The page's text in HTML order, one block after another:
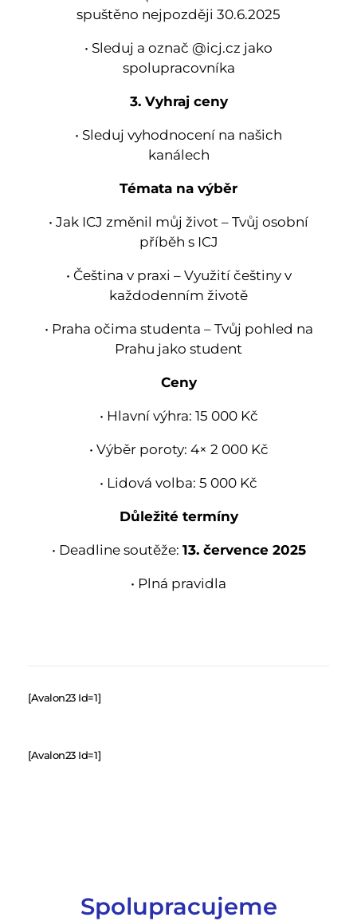
spuštěno nejpozději 30.6.2025
• Sleduj a označ @icj.cz jako
spolupracovníka
3. Vyhraj ceny
• Sleduj vyhodnocení na našich
kanálech
Témata na výběr
• Jak ICJ změnil můj život – Tvůj osobní
příběh s ICJ
• Čeština v praxi – Využití češtiny v
každodenním životě
• Praha očima studenta – Tvůj pohled na
Prahu jako student
Ceny
• Hlavní výhra: 15 000 Kč
• Výběr poroty: 4× 2 000 Kč
• Lidová volba: 5 000 Kč
Důležité termíny
• Deadline soutěže: 13. července 2025
• Plná pravidla
[avalon23 Id=1]
[avalon23 Id=1]
Spolupracujeme